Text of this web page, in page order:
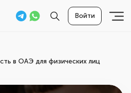
Войти
в ОАЭ для физических лиц